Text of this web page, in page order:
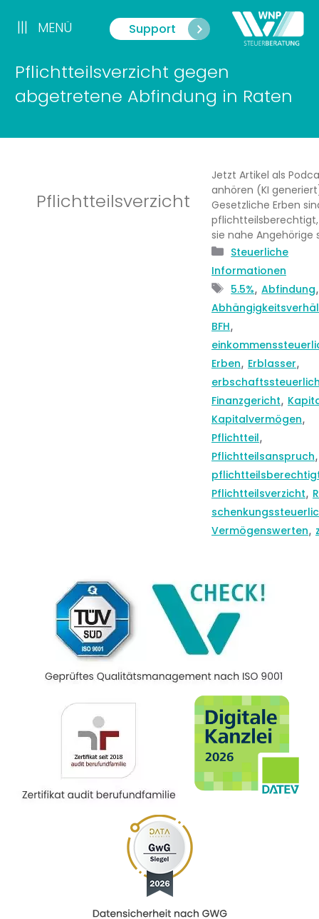
Inhalt
springen
Support
||| MENÜ
Pflichtteilsverzicht gegen
abgetretene Abfindung in Raten
Pflichtteilsverzicht
Jetzt Artikel als
anhören (KI
Gesetzliche Erben
sie nahe Angehörige
Kategorien
Steuerliche
Informationen
Schlagwörter
5.5%,Abfindung,
BFH,
Erben, Erblasser,
Finanzgericht,
Kapitalvermögen,
Pflichtteil,
Pflichtteilsanspruch,
Pflichtteilsverzicht,
Vermögenswerten,